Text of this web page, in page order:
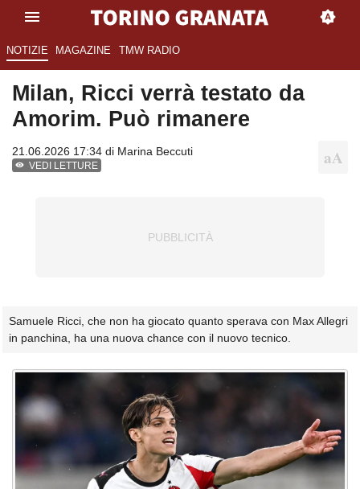
NOTIZIE MAGAZINE TMW RADIO
Milan, Ricci verrà testato da
Amorim. Può rimanere
21.06.2026 17:34 di Marina Beccuti
VEDI LETTURE
Samuele Ricci, che non ha giocato quanto sperava con Max Allegri
in panchina, ha una nuova chance con il nuovo tecnico.